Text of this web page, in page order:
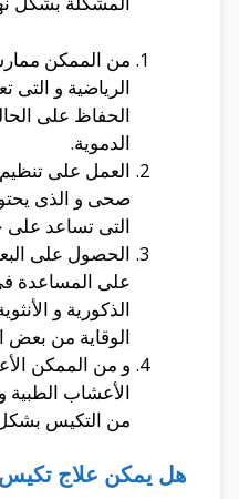
من الممكن
الرياضية و
الحفاظ على
الدموية.
العمل على
صحى و الذى
التى تساعد على
الحصول على
على المساعدة
الذكورية و
الوقاية من بعض
و من الممكن
الأعشاب
من التكيس
هل يمكن علاج تكيس